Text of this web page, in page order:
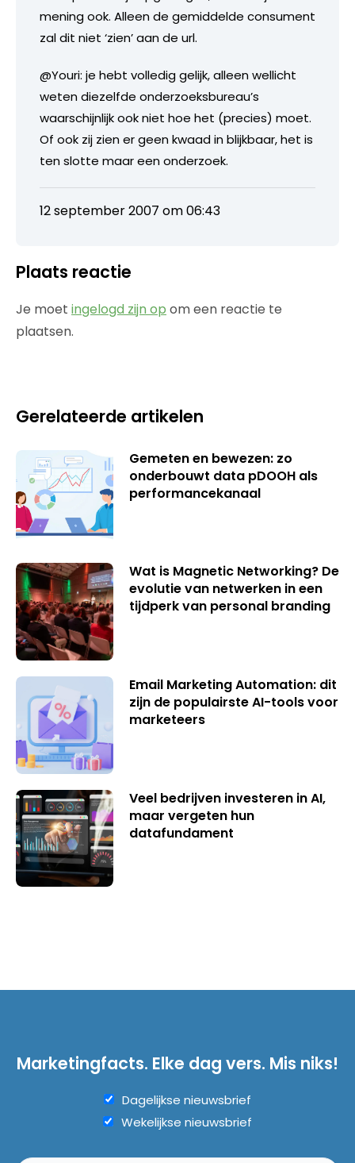
mening ook. Alleen de gemiddelde consument
zal dit niet ‘zien’ aan de url.
@Youri: je hebt volledig gelijk, alleen wellicht
weten diezelfde onderzoeksbureau’s
waarschijnlijk ook niet hoe het (precies) moet.
Of ook zij zien er geen kwaad in blijkbaar, het is
ten slotte maar een onderzoek.
12 september 2007 om 06:43
Plaats reactie
Je moet ingelogd zijn op om een reactie te
plaatsen.
Gerelateerde artikelen
Gemeten en bewezen: zo
onderbouwt data pDOOH als
performancekanaal
Wat is Magnetic Networking? De
evolutie van netwerken in een
tijdperk van personal branding
Email Marketing Automation: dit
zijn de populairste AI-tools voor
marketeers
Veel bedrijven investeren in AI,
maar vergeten hun
datafundament
Marketingfacts. Elke dag vers. Mis niks!
Dagelijkse nieuwsbrief
Wekelijkse nieuwsbrief